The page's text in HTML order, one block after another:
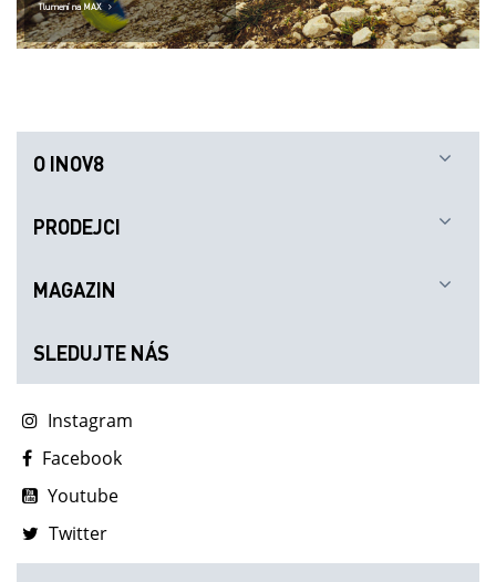
Tlumení na MAX
O INOV8
PRODEJCI
MAGAZIN
SLEDUJTE NÁS
Instagram
Facebook
Youtube
Twitter